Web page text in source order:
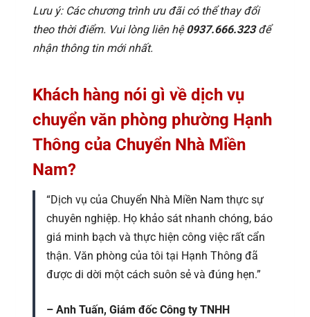
Lưu ý: Các chương trình ưu đãi có thể thay đổi
theo thời điểm. Vui lòng liên hệ0937.666.323để
nhận thông tin mới nhất.
Khách hàng nói gì về dịch vụ
chuyển văn phòng phường Hạnh
Thông của Chuyển Nhà Miền
Nam?
“Dịch vụ của Chuyển Nhà Miền Nam thực sự
chuyên nghiệp. Họ khảo sát nhanh chóng, báo
giá minh bạch và thực hiện công việc rất cẩn
thận. Văn phòng của tôi tại Hạnh Thông đã
được di dời một cách suôn sẻ và đúng hẹn.”
– Anh Tuấn, Giám đốc Công ty TNHH